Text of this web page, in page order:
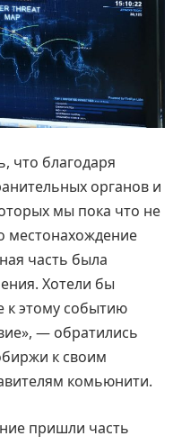
что благодаря
органов и
мы пока что не
местонахождение
часть была
Хотели бы
к этому событию
— обратились
к своим
комьюнити.
пришли часть